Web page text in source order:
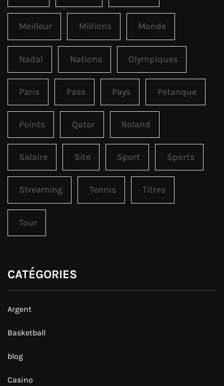
Meilleur Millions Monde
Nadal Nations Olympiques
Paris Pass Pays Petanque
Points Qatar Roland
Salaire Site Sport Sports
Streaming Tennis Titres
Tour
CATÉGORIES
Argent
Basketball
blog
Casino